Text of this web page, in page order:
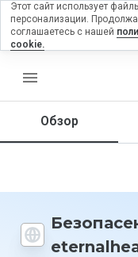
menu
Обзор
отзыв на
вы
сайт от
Этот сайт использует
персонализации.
соглашаетесь с нашей
cookie.